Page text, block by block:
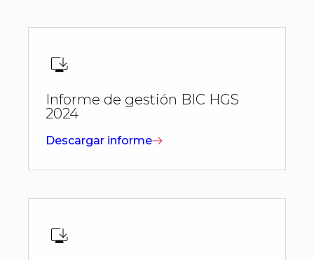
Informe de gestión BIC HGS
2024
Descargar informe